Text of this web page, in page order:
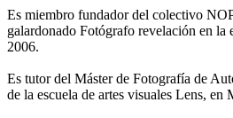
Es miembro fundador del colectivo
galardonado Fotógrafo revelación en la
2006.
Es tutor del Máster de Fotografía de
de la escuela de artes visuales Lens, en